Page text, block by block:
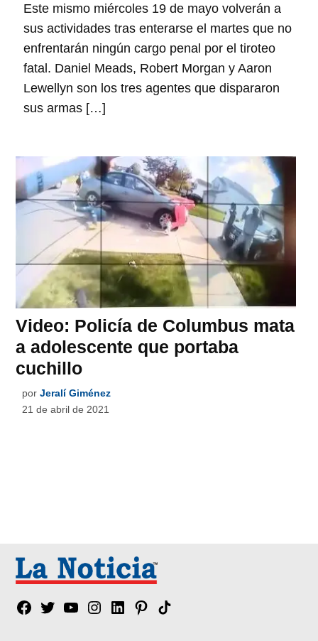
Este mismo miércoles 19 de mayo volverán a
sus actividades tras enterarse el martes que no
enfrentarán ningún cargo penal por el tiroteo
fatal. Daniel Meads, Robert Morgan y Aaron
Lewellyn son los tres agentes que dispararon
sus armas […]
Video: Policía de Columbus mata
a adolescente que portaba
cuchillo
por Jeralí Giménez
21 de abril de 2021
Facebook
TwitterYouTubeInstagram
LinkedinPinterest
Tik